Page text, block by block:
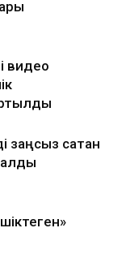
видео
заңсыз сатқан